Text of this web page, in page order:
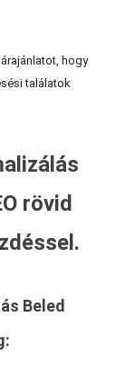
hogy
találatok
rövid
Beled